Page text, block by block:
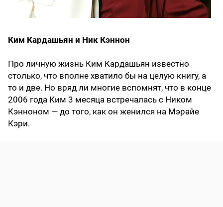
Ким Кардашьян и Ник Кэннон
Про личную жизнь Ким Кардашьян известно
столько, что вполне хватило бы на целую книгу, а
то и две. Но вряд ли многие вспомнят, что в конце
2006 года Ким 3 месяца встречалась с Ником
Кэнноном — до того, как он женился на Мэрайе
Кэри.